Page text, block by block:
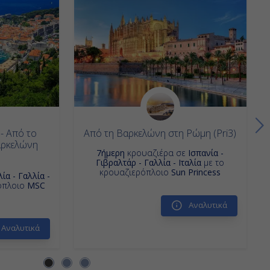
Από το
- Γαλλία -
MSC
Από τη Βαρκελώνη στη Ρώμη (Pri3)
7ήμερη κρουαζιέρα σε Ισπανία -
Γιβραλτάρ - Γαλλία - Ιταλία με το
κρουαζιερόπλοιο Sun Princess
Αναλυτικά